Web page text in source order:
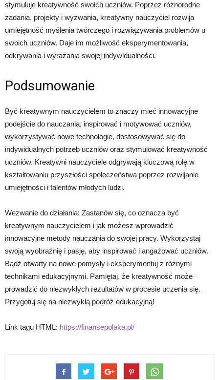
stymuluje kreatywność swoich uczniów. Poprzez różnorodne
zadania, projekty i wyzwania, kreatywny nauczyciel rozwija
umiejętność myślenia twórczego i rozwiązywania problemów u
swoich uczniów. Daje im możliwość eksperymentowania,
odkrywania i wyrażania swojej indywidualności.
Podsumowanie
Być kreatywnym nauczycielem to znaczy mieć innowacyjne
podejście do nauczania, inspirować i motywować uczniów,
wykorzystywać nowe technologie, dostosowywać się do
indywidualnych potrzeb uczniów oraz stymulować kreatywność
uczniów. Kreatywni nauczyciele odgrywają kluczową rolę w
kształtowaniu przyszłości społeczeństwa poprzez rozwijanie
umiejętności i talentów młodych ludzi.
Wezwanie do działania: Zastanów się, co oznacza być
kreatywnym nauczycielem i jak możesz wprowadzić
innowacyjne metody nauczania do swojej pracy. Wykorzystaj
swoją wyobraźnię i pasję, aby inspirować i angażować uczniów.
Bądź otwarty na nowe pomysły i eksperymentuj z różnymi
technikami edukacyjnymi. Pamiętaj, że kreatywność może
prowadzić do niezwykłych rezultatów w procesie uczenia się.
Przygotuj się na niezwykłą podróż edukacyjną!
Link tagu HTML: https://finansepolaka.pl/